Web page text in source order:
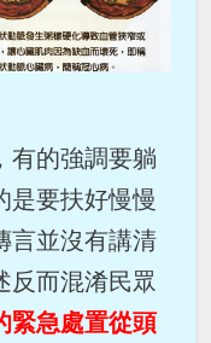
有的強調要躺
是要扶好慢慢
言並沒有講清
反而混淆民眾
緊急處置從頭